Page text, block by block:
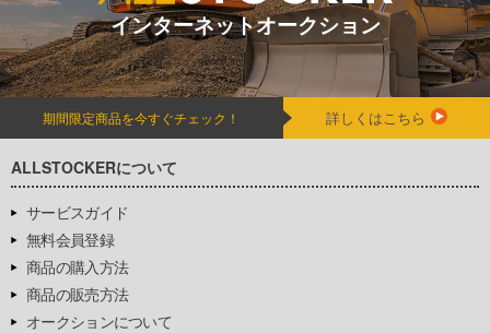
インターネットオークション
期間限定商品を今すぐチェック！ 詳しくはこちら
ALLSTOCKERについて
サービスガイド
無料会員登録
商品の購入方法
商品の販売方法
オークションについて